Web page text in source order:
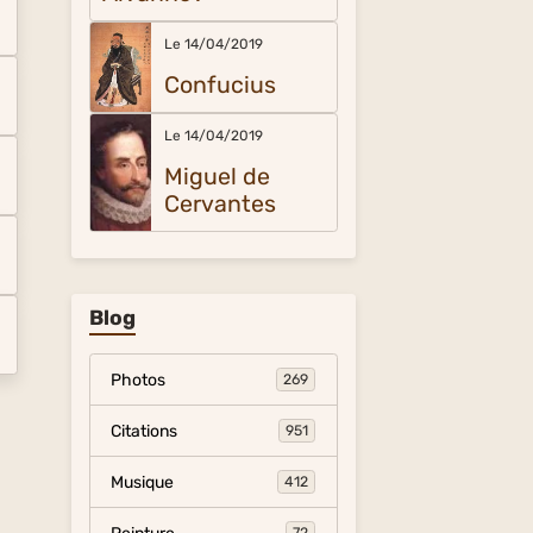
Le 14/04/2019
Confucius
Le 14/04/2019
Miguel de
Cervantes
Blog
Photos 269
Citations 951
Musique 412